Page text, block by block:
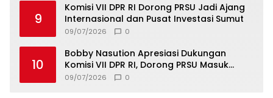
9
Komisi VII DPR RI Dorong PRSU Jadi Ajang
Internasional dan Pusat Investasi Sumut
09/07/2026 0
10
Bobby Nasution Apresiasi Dukungan
Komisi VII DPR RI, Dorong PRSU Masuk
Kalender Event Nasional
09/07/2026 0